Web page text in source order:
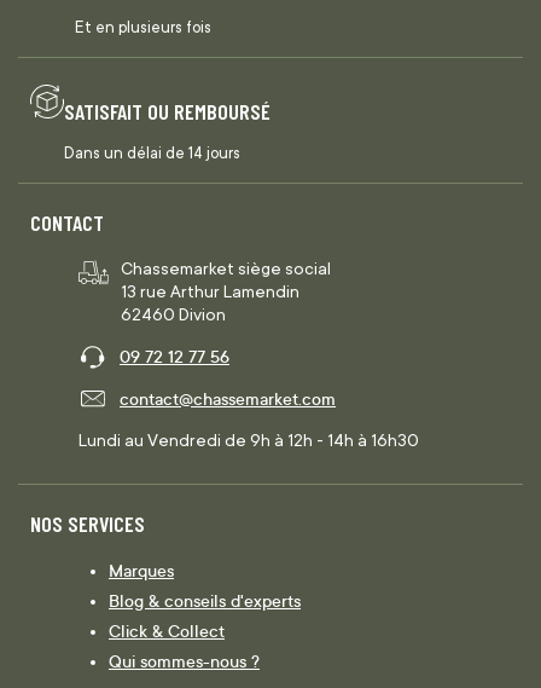
Et en plusieurs fois
SATISFAIT OU REMBOURSÉ
Dans un délai de 14 jours
CONTACT
Chassemarket siège social
13 rue Arthur Lamendin
62460 Divion
09 72 12 77 56
contact@chassemarket.com
Lundi au Vendredi de 9h à 12h - 14h à 16h30
NOS SERVICES
Marques
Blog & conseils d'experts
Click & Collect
Qui sommes-nous ?